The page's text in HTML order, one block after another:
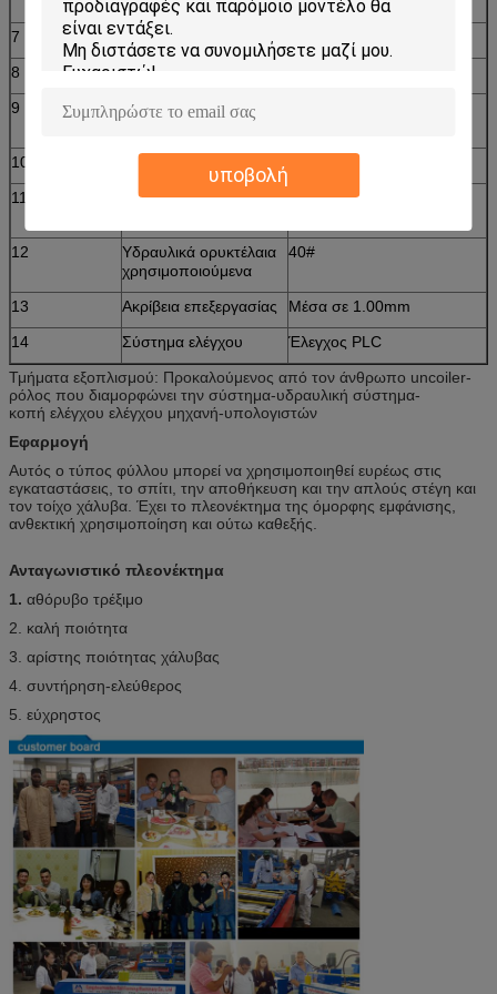
υποβολή
7
Πάχος του πιάτου
8
Παραγωγικότητα
9
Διάμετρος του
10 Τάση
11
Υλικό του τέμνοντος
Cr12
12
Υδραυλικά ορυκτέλαια
χρησιμοποιούμενα
40#
13 Ακρίβεια επεξεργασίας
Μέσα σε 1.00mm
14
Σύστημα ελέγχου
Έλεγχος PLC
Τμήματα εξοπλισμού: Προκαλούμενος από τον άνθρωπο uncoiler-
ρόλος που διαμορφώνει την σύστημα-υδραυλική σύστημα-
κοπή ελέγχου ελέγχου μηχανή-υπολογιστών
Εφαρμογή
Αυτός ο τύπος φύλλου μπορεί να χρησιμοποιηθεί ευρέως στις
εγκαταστάσεις, το σπίτι, την αποθήκευση και την απλούς στέγη και
τον τοίχο χάλυβα. Έχει το πλεονέκτημα της όμορφης εμφάνισης,
ανθεκτική χρησιμοποίηση και ούτω καθεξής.
Ανταγωνιστικό πλεονέκτημα
1. αθόρυβο τρέξιμο
2. καλή ποιότητα
3. αρίστης ποιότητας χάλυβας
4. συντήρηση-ελεύθερος
5. εύχρηστος